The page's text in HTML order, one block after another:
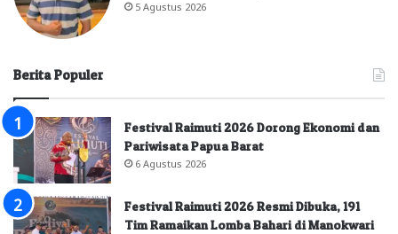
5 Agustus 2026
Berita Populer
Festival Raimuti 2026 Dorong Ekonomi dan
Pariwisata Papua Barat
6 Agustus 2026
Festival Raimuti 2026 Resmi Dibuka, 191
Tim Ramaikan Lomba Bahari di Manokwari